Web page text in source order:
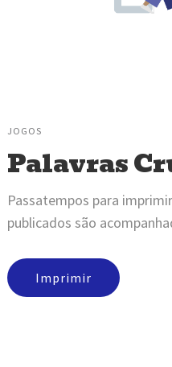
JOGOS
Palavras
Passatempos para
publicados são
Imprimir